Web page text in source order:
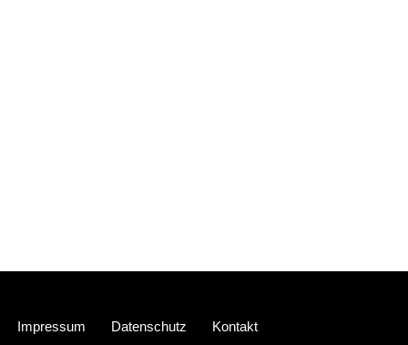
Impressum Datenschutz Kontakt